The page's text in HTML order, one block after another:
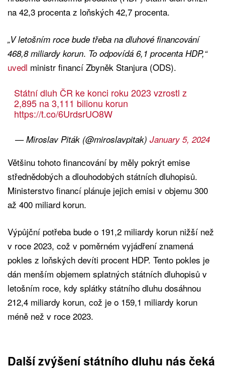
na 42,3 procenta z loňských 42,7 procenta.
„V letošním roce bude třeba na dluhové financování
468,8 miliardy korun. To odpovídá 6,1 procenta HDP,“
uvedl ministr financí Zbyněk Stanjura (ODS).
Státní dluh ČR ke konci roku 2023 vzrostl z
2,895 na 3,111 bilionu korun
https://t.co/6UrdsrUO8W
— Miroslav Piták (@miroslavpitak) January 5, 2024
Většinu tohoto financování by měly pokrýt emise
střednědobých a dlouhodobých státních dluhopisů.
Ministerstvo financí plánuje jejich emisi v objemu 300
až 400 miliard korun.
Výpůjční potřeba bude o 191,2 miliardy korun nižší než
v roce 2023, což v poměrném vyjádření znamená
pokles z loňských devíti procent HDP. Tento pokles je
dán menším objemem splatných státních dluhopisů v
letošním roce, kdy splátky státního dluhu dosáhnou
212,4 miliardy korun, což je o 159,1 miliardy korun
méně než v roce 2023.
Další zvýšení státního dluhu nás čeká